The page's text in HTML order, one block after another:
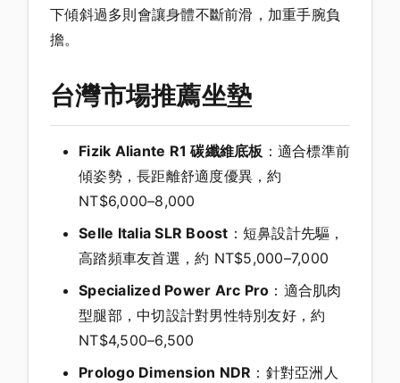
下傾斜過多則會讓身體不斷前滑，加重手腕負
擔。
台灣市場推薦坐墊
Fizik Aliante R1 碳纖維底板 ：適合標準前
傾姿勢，長距離舒適度優異，約
NT$6,000–8,000
Selle Italia SLR Boost ：短鼻設計先驅，
高踏頻車友首選，約 NT$5,000–7,000
Specialized Power Arc Pro ：適合肌肉
型腿部，中切設計對男性特別友好，約
NT$4,500–6,500
Prologo Dimension NDR ：針對亞洲人